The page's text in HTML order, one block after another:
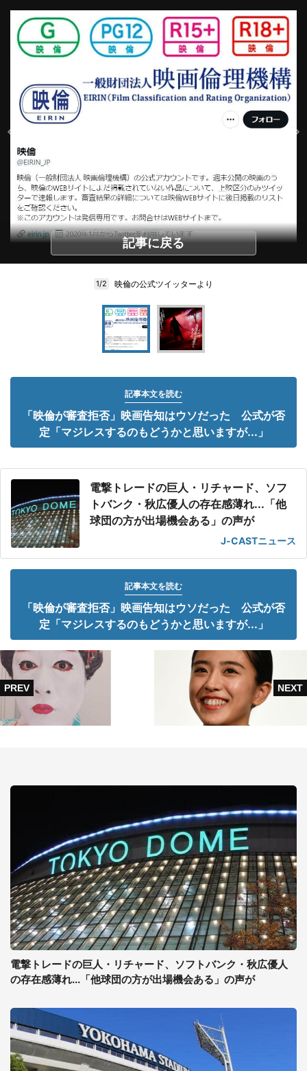
記事に戻る
1/2 映倫の公式ツイッターより
記事本文を読む
「映倫が審査拒否」映画告知はウソだった 公式が否
定「マジレスするのもどうかと思いますが...」
電撃トレードの巨人・リチャード、ソフ
トバンク・秋広優人の存在感薄れ...「他
球団の方が出場機会ある」の声が
J-CASTニュース
記事本文を読む
「映倫が審査拒否」映画告知はウソだった 公式が否
定「マジレスするのもどうかと思いますが...」
電撃トレードの巨人・リチャード、ソフトバンク・秋広優人
の存在感薄れ...「他球団の方が出場機会ある」の声が